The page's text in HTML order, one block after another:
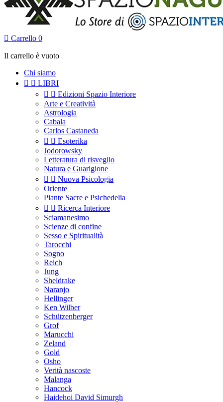
 Carrello 0
Il carrello è vuoto
Chi siamo
  LIBRI
  Edizioni Spazio Interiore
Arte e Creatività
Astrologia
Cabala
Carlos Castaneda
  Esoterika
Jodorowsky
Letteratura di risveglio
Natura e Guarigione
  Nuova Psicologia
Oriente
Piante Sacre e Psichedelia
  Ricerca Interiore
Sciamanesimo
Scienze di confine
Sesso e Spiritualità
Tarocchi
Sogno
Reich
Jung
Sheldrake
Naranjo
Hellinger
Ken Wilber
Schützenberger
Grof
Marucchi
Zeland
Gold
Osho
Verità nascoste
Malanga
Hancock
Haidehoi David Simurgh